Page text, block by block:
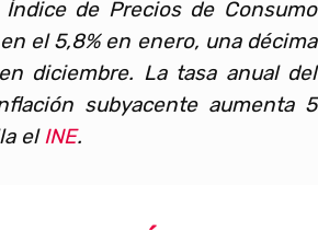
de Precios de Consumo
el 5,8% en enero, una décima
diciembre. La tasa anual del
subyacente aumenta 5
elINE.